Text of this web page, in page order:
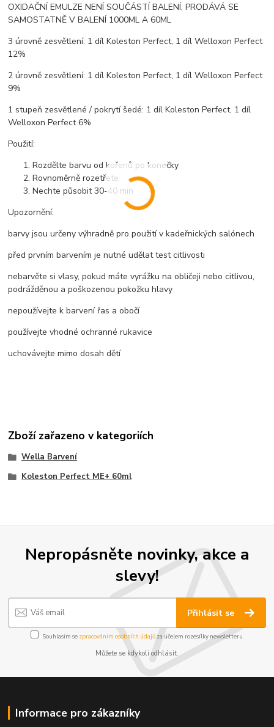
OXIDAČNÍ EMULZE NENÍ SOUČÁSTÍ BALENÍ, PRODÁVÁ SE
SAMOSTATNĚ V BALENÍ 1000ML A 60ML
3 úrovně zesvětlení: 1 díl Koleston Perfect, 1 díl Welloxon Perfect
12%
2 úrovně zesvětlení: 1 díl Koleston Perfect, 1 díl Welloxon Perfect
9%
1 stupeň zesvětlené / pokrytí šedé: 1 díl Koleston Perfect, 1 díl
Welloxon Perfect 6%
Použití:
Rozdělte barvu od kořenů po konečky
Rovnoměrně rozetřete
Nechte působit 30-40 min
Upozornění:
barvy jsou určeny výhradně pro použití v kadeřnických salónech
před prvním barvením je nutné udělat test citlivosti
nebarvěte si vlasy, pokud máte vyrážku na obličeji nebo citlivou,
podrážděnou a poškozenou pokožku hlavy
nepoužívejte k barvení řas a obočí
používejte vhodné ochranné rukavice
uchovávejte mimo dosah dětí
Zboží zařazeno v kategoriích
Wella Barvení
Koleston Perfect ME+ 60ml
Nepropásněte novinky, akce a
slevy!
Přihlásit se
Souhlasím se zpracováním osobních údajůza účelem rozesílky newsletteru.
Můžete se kdykoli odhlásit.
Informace pro zákazníky